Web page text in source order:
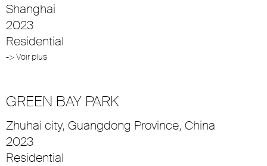
Shanghai
2023
Residential
-> Voir plus
GREEN BAY PARK
Zhuhai city, Guangdong Province, China
2023
Residential